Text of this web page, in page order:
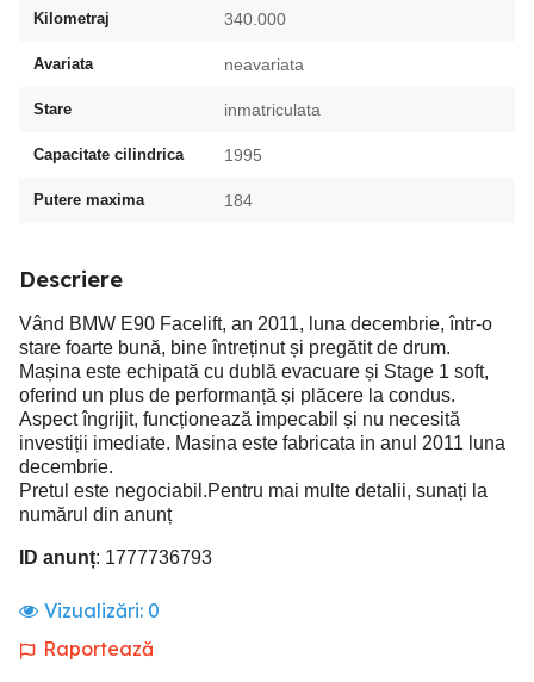
Kilometraj 340.000
Avariata neavariata
Stare inmatriculata
Capacitate cilindrica 1995
Putere maxima 184
Descriere
Vând BMW E90 Facelift, an 2011, luna decembrie, într-o
stare foarte bună, bine întreținut și pregătit de drum.
Mașina este echipată cu dublă evacuare și Stage 1 soft,
oferind un plus de performanță și plăcere la condus.
Aspect îngrijit, funcționează impecabil și nu necesită
investiții imediate. Masina este fabricata in anul 2011 luna
decembrie.
Pretul este negociabil.Pentru mai multe detalii, sunați la
numărul din anunț
ID anunț: 1777736793
Vizualizări: 0
Raportează